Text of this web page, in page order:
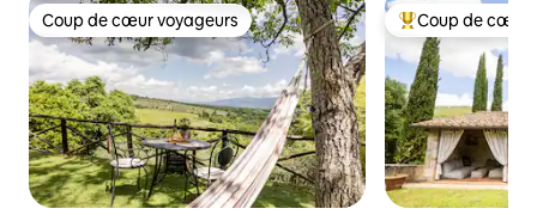
Coup de cœur voyageurs
Coup de cœur voyageurs Coups de cœur
Coup de cœur